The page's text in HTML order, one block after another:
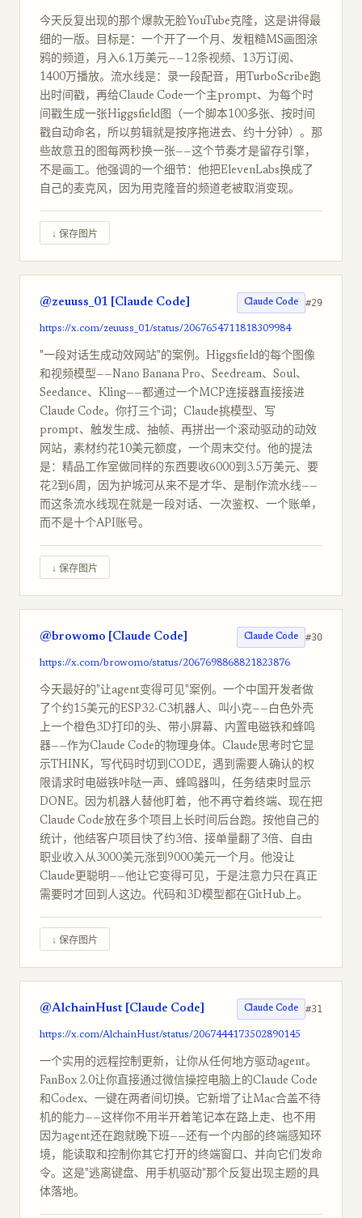
今天反复出现的那个爆款无脸YouTube克隆，这是讲得最
细的一版。目标是：一个开了一个月、发粗糙MS画图涂
鸦的频道，月入6.1万美元——12条视频、13万订阅、
1400万播放。流水线是：录一段配音，用TurboScribe跑
出时间戳，再给Claude Code一个主prompt、为每个时
间戳生成一张Higgsfield图（一个脚本100多张、按时间
戳自动命名，所以剪辑就是按序拖进去、约十分钟）。那
些故意丑的图每两秒换一张——这个节奏才是留存引擎，
不是画工。他强调的一个细节：他把ElevenLabs换成了
自己的麦克风，因为用克隆音的频道老被取消变现。
↓ 保存图片
@zeuuss_01 [Claude Code] Claude Code #29
https://x.com/zeuuss_01/status/2067654711818309984
"一段对话生成动效网站"的案例。Higgsfield的每个图像
和视频模型——Nano Banana Pro、Seedream、Soul、
Seedance、Kling——都通过一个MCP连接器直接接进
Claude Code。你打三个词；Claude挑模型、写
prompt、触发生成、抽帧、再拼出一个滚动驱动的动效
网站，素材约花10美元额度，一个周末交付。他的提法
是：精品工作室做同样的东西要收6000到3.5万美元、要
花2到6周，因为护城河从来不是才华、是制作流水线——
而这条流水线现在就是一段对话、一次鉴权、一个账单，
而不是十个API账号。
↓ 保存图片
@browomo [Claude Code] Claude Code #30
https://x.com/browomo/status/2067698868821823876
今天最好的"让agent变得可见"案例。一个中国开发者做
了个约15美元的ESP32-C3机器人、叫小克——白色外壳
上一个橙色3D打印的头、带小屏幕、内置电磁铁和蜂鸣
器——作为Claude Code的物理身体。Claude思考时它显
示THINK，写代码时切到CODE，遇到需要人确认的权
限请求时电磁铁咔哒一声、蜂鸣器叫，任务结束时显示
DONE。因为机器人替他盯着，他不再守着终端、现在把
Claude Code放在多个项目上长时间后台跑。按他自己的
统计，他结客户项目快了约3倍、接单量翻了3倍、自由
职业收入从3000美元涨到9000美元一个月。他没让
Claude更聪明——他让它变得可见，于是注意力只在真正
需要时才回到人这边。代码和3D模型都在GitHub上。
↓ 保存图片
@AlchainHust [Claude Code] Claude Code #31
https://x.com/AlchainHust/status/2067444173502890145
一个实用的远程控制更新，让你从任何地方驱动agent。
FanBox 2.0让你直接通过微信操控电脑上的Claude Code
和Codex、一键在两者间切换。它新增了让Mac合盖不待
机的能力——这样你不用半开着笔记本在路上走、也不用
因为agent还在跑就晚下班——还有一个内部的终端感知环
境，能读取和控制你其它打开的终端窗口、并向它们发命
令。这是"逃离键盘、用手机驱动"那个反复出现主题的具
体落地。